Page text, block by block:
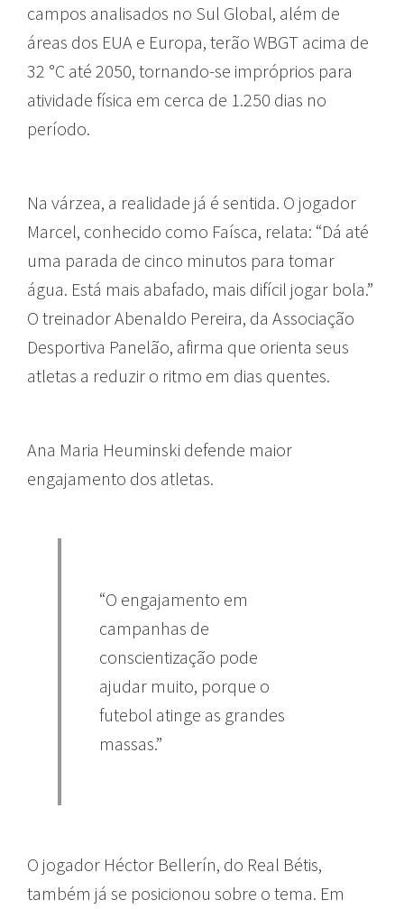
campos analisados no Sul Global, além de
áreas dos EUA e Europa, terão WBGT acima de
32 °C até 2050, tornando-se impróprios para
atividade física em cerca de 1.250 dias no
período.
Na várzea, a realidade já é sentida. O jogador
Marcel, conhecido como Faísca, relata: “Dá até
uma parada de cinco minutos para tomar
água. Está mais abafado, mais difícil jogar bola.”
O treinador Abenaldo Pereira, da Associação
Desportiva Panelão, afirma que orienta seus
atletas a reduzir o ritmo em dias quentes.
Ana Maria Heuminski defende maior
engajamento dos atletas.
“O engajamento em
campanhas de
conscientização pode
ajudar muito, porque o
futebol atinge as grandes
massas.”
O jogador Héctor Bellerín, do Real Bétis,
também já se posicionou sobre o tema. Em